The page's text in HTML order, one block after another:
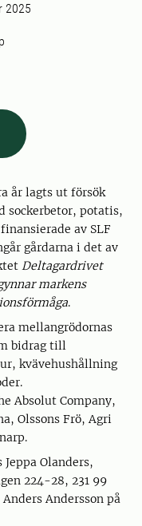
2025
år lagts ut försök
sockerbetor, potatis,
av SLF
gårdarna i det av
Deltagardrivet
markens
.
mellangrödornas
bidrag till
kvävehushållning
Absolut Company,
Olssons Frö, Agri
Olanders,
224-28, 231 99
Andersson på